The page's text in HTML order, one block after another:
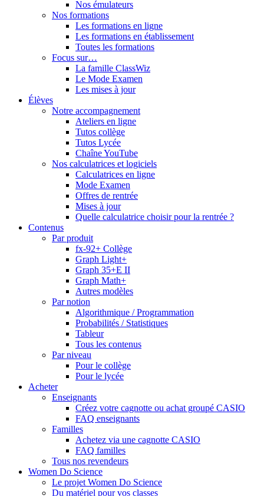
Nos émulateurs
Nos formations
Les formations en ligne
Les formations en établissement
Toutes les formations
Focus sur…
La famille ClassWiz
Le Mode Examen
Les mises à jour
Élèves
Notre accompagnement
Ateliers en ligne
Tutos collège
Tutos Lycée
Chaîne YouTube
Nos calculatrices et logiciels
Calculatrices en ligne
Mode Examen
Offres de rentrée
Mises à jour
Quelle calculatrice choisir pour la rentrée ?
Contenus
Par produit
fx-92+ Collège
Graph Light+
Graph 35+E II
Graph Math+
Autres modèles
Par notion
Algorithmique / Programmation
Probabilités / Statistiques
Tableur
Tous les contenus
Par niveau
Pour le collège
Pour le lycée
Acheter
Enseignants
Créez votre cagnotte ou achat groupé CASIO
FAQ enseignants
Familles
Achetez via une cagnotte CASIO
FAQ familles
Tous nos revendeurs
Women Do Science
Le projet Women Do Science
Du matériel pour vos classes